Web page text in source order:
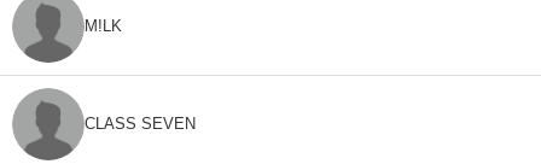
M!LK
CLASS SEVEN